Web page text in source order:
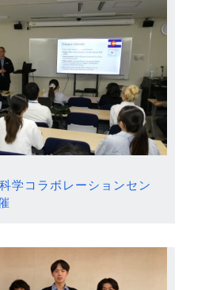
学コラボレーションセン